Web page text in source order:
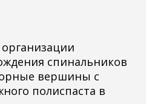
спинальников
вершины с
полиспаста в